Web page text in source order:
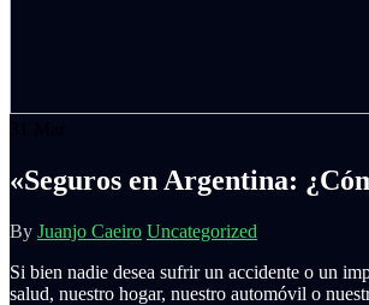
«Seguros en Argentina:
By Juanjo Caeiro Uncategorized
Si bien nadie desea sufrir un accidente o un
salud, nuestro hogar, nuestro automóvil o